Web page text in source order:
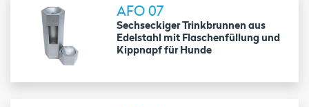
AFO 07
Sechseckiger Trinkbrunnen aus
Edelstahl mit Flaschenfüllung und
Kippnapf für Hunde